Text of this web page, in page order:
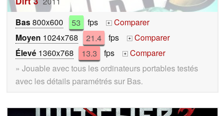
Bas800x600 53 fps + Comparer
Moyen 1024x768 21.4 fps +
Comparer
Élevé 1360x768 13.3 fps +
Comparer
» Jouable avec tous les ordinateurs portables testés
avec les détails paramétrés sur Bas.